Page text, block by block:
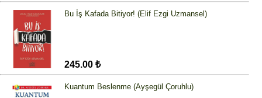
Bu İş Kafada Bitiyor! (Elif Ezgi Uzmansel)
245.00 ₺
Kuantum Beslenme (Ayşegül Çoruhlu)